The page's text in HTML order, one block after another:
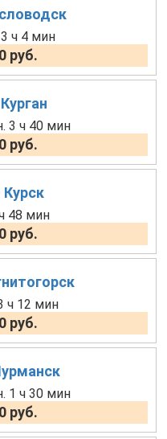
ч 4 мин
руб.
3 ч 40 мин
руб.
48 мин
руб.
ч 12 мин
руб.
1 ч 30 мин
руб.